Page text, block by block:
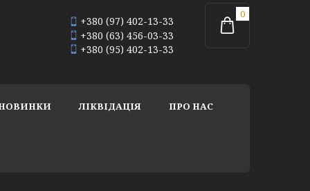
+380 (97) 402-13-33
+380 (63) 456-03-33
+380 (95) 402-13-33
ЛІКВІДАЦІЯ ПРО НАС